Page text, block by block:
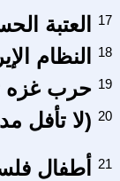
العتبة 17
النظام 18
حرب غزه 19
(لا تأفل 20
أطفال 21